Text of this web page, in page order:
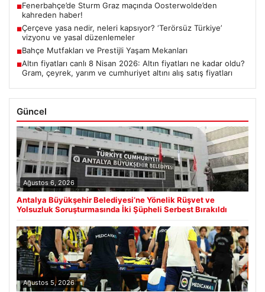
■Fenerbahçe’de Sturm Graz maçında Oosterwolde’den
kahreden haber!
■Çerçeve yasa nedir, neleri kapsıyor? ‘Terörsüz Türkiye’
vizyonu ve yasal düzenlemeler
■Bahçe Mutfakları ve Prestijli Yaşam Mekanları
■Altın fiyatları canlı 8 Nisan 2026: Altın fiyatları ne kadar oldu?
Gram, çeyrek, yarım ve cumhuriyet altını alış satış fiyatları
Güncel
Ağustos 6, 2026
Antalya Büyükşehir Belediyesi’ne Yönelik Rüşvet ve
Yolsuzluk Soruşturmasında İki Şüpheli Serbest Bırakıldı
Ağustos 5, 2026